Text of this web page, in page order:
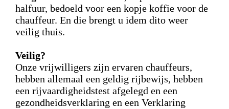
halfuur, bedoeld voor een kopje koffie voor de
chauffeur. En die brengt u idem dito weer
veilig thuis.
Veilig?
Onze vrijwilligers zijn ervaren chauffeurs,
hebben allemaal een geldig rijbewijs, hebben
een rijvaardigheidstest afgelegd en een
gezondheidsverklaring en een Verklaring